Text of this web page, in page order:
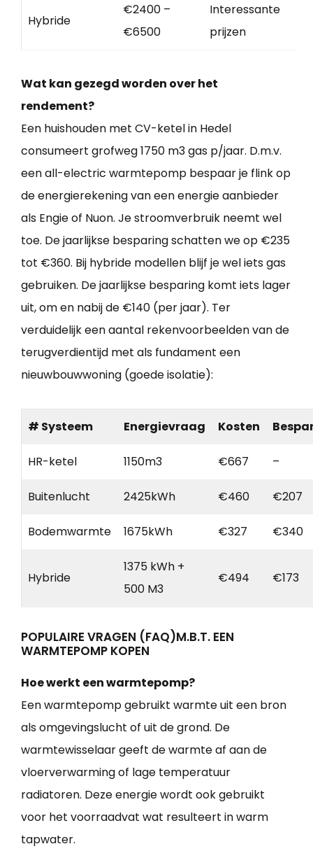
Hybride
€2400 –
€6500
Interessante
prijzen
Wat kan gezegd worden over het
rendement?
Een huishouden met CV-ketel in Hedel
consumeert grofweg 1750 m3 gas p/jaar. D.m.v.
een all-electric warmtepomp bespaar je flink op
de energierekening van een energie aanbieder
als Engie of Nuon. Je stroomverbruik neemt wel
toe. De jaarlijkse besparing schatten we op €235
tot €360. Bij hybride modellen blijf je wel iets gas
gebruiken. De jaarlijkse besparing komt iets lager
uit, om en nabij de €140 (per jaar). Ter
verduidelijk een aantal rekenvoorbeelden van de
terugverdientijd met als fundament een
nieuwbouwwoning (goede isolatie):
# Systeem Energievraag Kosten
HR-ketel 1150m3 €667 –
Buitenlucht 2425kWh €460 €207
Bodemwarmte 1675kWh €327 €340
Hybride
1375 kWh +
500 M3
€494 €173
POPULAIRE VRAGEN (FAQ)M.B.T. EEN
WARMTEPOMP KOPEN
Hoe werkt een warmtepomp?
Een warmtepomp gebruikt warmte uit een bron
als omgevingslucht of uit de grond. De
warmtewisselaar geeft de warmte af aan de
vloerverwarming of lage temperatuur
radiatoren. Deze energie wordt ook gebruikt
voor het voorraadvat wat resulteert in warm
tapwater.